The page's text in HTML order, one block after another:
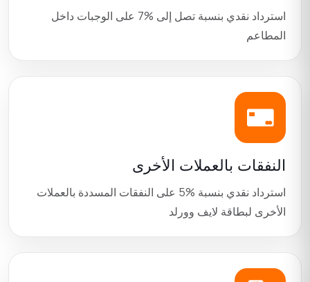
استرداد نقدي بنسبة تصل إلى 7% على الوجبات داخل
المطاعم
النفقات بالعملات الأخرى
استرداد نقدي بنسبة 5% على النفقات المسددة بالعملات
الأخرى لبطاقة لايف وورلد